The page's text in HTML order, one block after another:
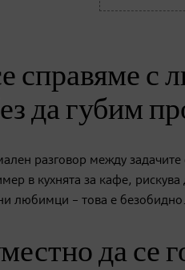
справяме с
да губим
разговор между
в кухнята за кафе,
любимци – това е
да се